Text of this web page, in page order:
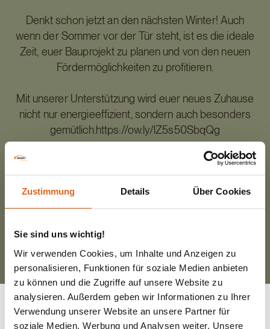
Zustimmung Details Über Cookies
Sie sind uns wichtig!
Wir verwenden Cookies, um Inhalte und Anzeigen zu
personalisieren, Funktionen für soziale Medien anbieten
zu können und die Zugriffe auf unsere Website zu
analysieren. Außerdem geben wir Informationen zu Ihrer
Verwendung unserer Website an unsere Partner für
soziale Medien, Werbung und Analysen weiter. Unsere
Denkt schon jetzt an den nächsten Winter! Auch
wenn der Sommer vor der Tür steht, ist es die ideale
Zeit, euer Bauprojekt zu planen und von den neuen
Fördermöglichkeiten zu profitieren.
Mit unserer Unterstützung wird euer neues Zuhause
nicht nur energieeffizient, sondern auch besonders
gemütlich.https://ow.ly/lZ5s50SbqQg
#haasfertigbau #haas #besserbauen
#holzrettetklima #nachhaltigkeit #kaminofen
#holzofen #kfw #förderung
©️Haas Fertigbau GmbH